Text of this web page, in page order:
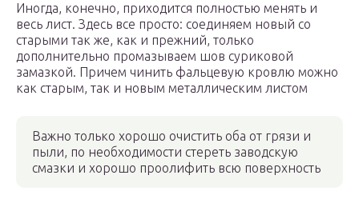
Иногда, конечно, приходится полностью менять и
весь лист. Здесь все просто: соединяем новый со
старыми так же, как и прежний, только
дополнительно промазываем шов суриковой
замазкой. Причем чинить фальцевую кровлю можно
как старым, так и новым металлическим листом
Важно только хорошо очистить оба от грязи и
пыли, по необходимости стереть заводскую
смазки и хорошо проолифить всю поверхность